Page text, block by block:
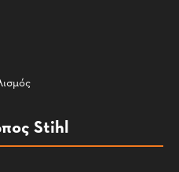
Stihl